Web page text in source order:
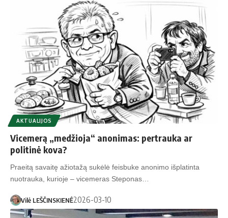
AKTUALIJOS
Vicemerą „medžioja“ anonimas: pertrauka ar
politinė kova?
Praeitą savaitę ažiotažą sukėlė feisbuke anonimo išplatinta
nuotrauka, kurioje – vicemeras Steponas…
Vilė LEŠČINSKIENĖ2026-03-10